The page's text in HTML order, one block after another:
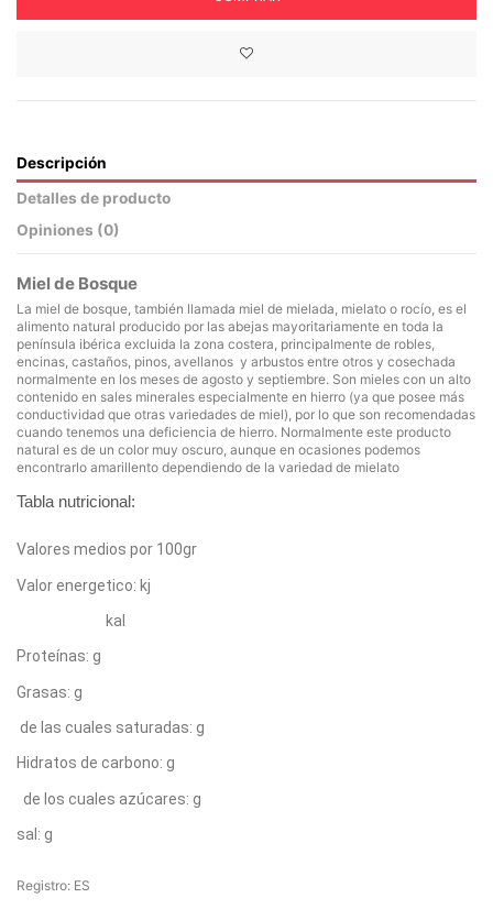
Descripción
Detalles de producto
Opiniones (0)
Miel de Bosque
La miel de bosque, también llamada miel de mielada, mielato o rocío, es el
alimento natural producido por las abejas mayoritariamente en toda la
península ibérica excluida la zona costera, principalmente de robles,
encinas, castaños, pinos, avellanos y arbustos entre otros y cosechada
normalmente en los meses de agosto y septiembre. Son mieles con un alto
contenido en sales minerales especialmente en hierro (ya que posee más
conductividad que otras variedades de miel), por lo que son recomendadas
cuando tenemos una deficiencia de hierro. Normalmente este producto
natural es de un color muy oscuro, aunque en ocasiones podemos
encontrarlo amarillento dependiendo de la variedad de mielato
Tabla nutricional:
Valores medios por 100gr
Valor energetico: kj
kal
Proteínas: g
Grasas: g
de las cuales saturadas: g
Hidratos de carbono: g
de los cuales azúcares: g
sal: g
Registro: ES